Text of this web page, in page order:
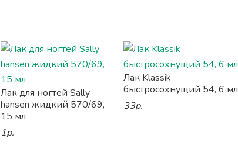
Лак для ногтей Sally
hansen жидкий 570/69,
15 мл
1р.
Лак Klassik
быстросохнущий 54, 6 мл
33р.